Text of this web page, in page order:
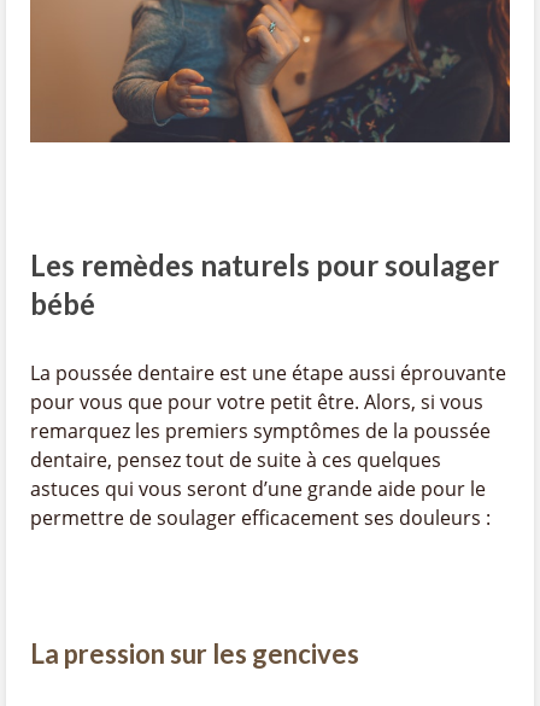
Les remèdes naturels pour soulager
bébé
La poussée dentaire est une étape aussi éprouvante
pour vous que pour votre petit être. Alors, si vous
remarquez les premiers symptômes de la poussée
dentaire, pensez tout de suite à ces quelques
astuces qui vous seront d’une grande aide pour le
permettre de soulager efficacement ses douleurs :
La pression sur les gencives